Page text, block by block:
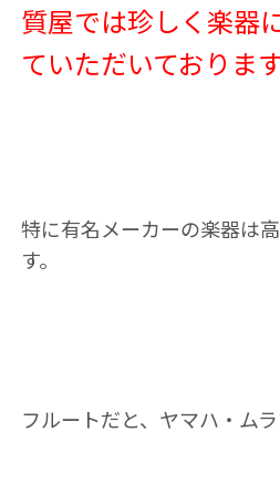
質屋では珍しく楽器
ていただいております
特に有名メーカーの楽器は
す。
フルートだと、ヤマハ・ム